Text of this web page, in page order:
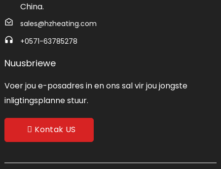
China.
sales@hzheating.com
+0571-63785278
Nuusbriewe
Voer jou e-posadres in en ons sal vir jou jongste
inligtingsplanne stuur.
Kontak US